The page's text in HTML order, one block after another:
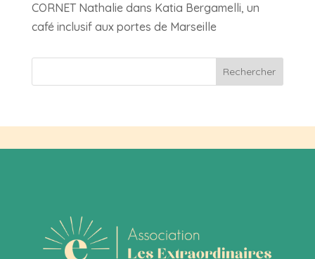
CORNET Nathaliedans Katia Bergamelli, un
café inclusif aux portes de Marseille
Rechercher